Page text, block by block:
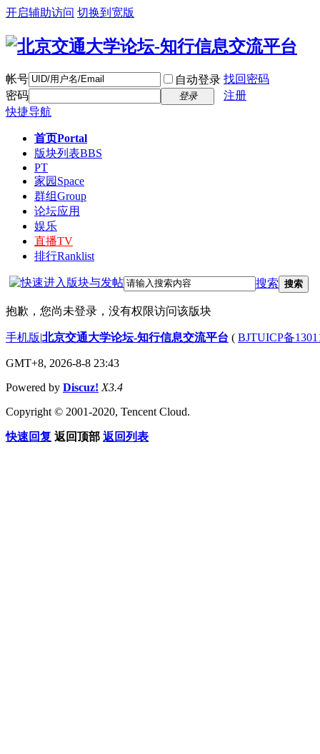
开启辅助访问 切换到宽版
帐号 自动登录 找回密码
密码
登录
注册
快捷导航
首页Portal
版块列表BBS
PT
家园 Space
群组Group
论坛应用
娱乐
直播TV
排行Ranklist
搜索 搜索
抱歉，您尚未登录，没有权限访问该版块
手机版|北京交通大学论坛-知行信息交流平台 ( BJTUICP备
GMT+8, 2026-8-8 23:43
Powered by Discuz! X3.4
Copyright © 2001-2020, Tencent Cloud.
快速回复 返回顶部 返回列表